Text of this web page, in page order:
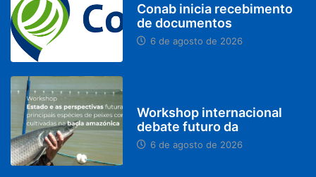
Conab inicia recebimento
de documentos
6 de agosto de 2026
Workshop internacional
debate futuro da
6 de agosto de 2026